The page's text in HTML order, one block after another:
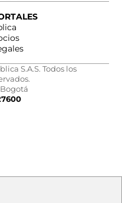
S.A.S. Todos los
Bogotá